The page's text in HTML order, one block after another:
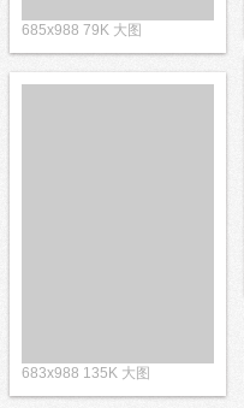
685x988 79K 大图
683x988 135K 大图